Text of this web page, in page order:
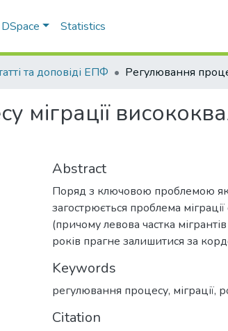
Statistics
та доповіді ЕПФ
міграції
Abstract
Поряд з ключовою проблемою
загострюється проблема
(причому левова частка
років прагне залишитися за
Keywords
регулювання процесу, міграції,
Citation